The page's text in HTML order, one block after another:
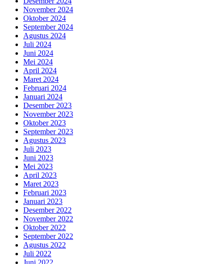
November 2024
Oktober 2024
September 2024
Agustus 2024
Juli 2024
Juni 2024
Mei 2024
April 2024
Maret 2024
Februari 2024
Januari 2024
Desember 2023
November 2023
Oktober 2023
September 2023
Agustus 2023
Juli 2023
Juni 2023
Mei 2023
April 2023
Maret 2023
Februari 2023
Januari 2023
Desember 2022
November 2022
Oktober 2022
September 2022
Agustus 2022
Juli 2022